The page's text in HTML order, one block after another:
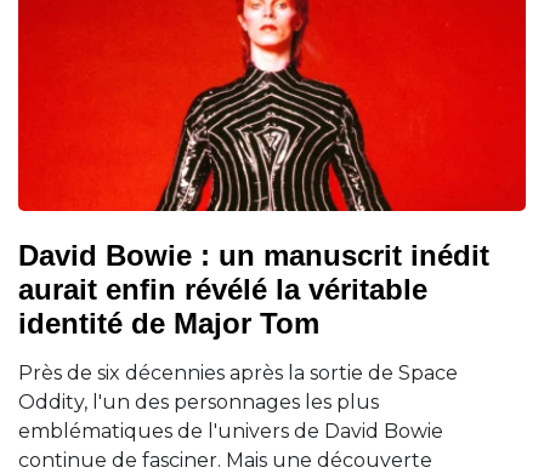
David Bowie : un manuscrit inédit
aurait enfin révélé la véritable
identité de Major Tom
Près de six décennies après la sortie de Space
Oddity, l'un des personnages les plus
emblématiques de l'univers de David Bowie
continue de fasciner. Mais une découverte